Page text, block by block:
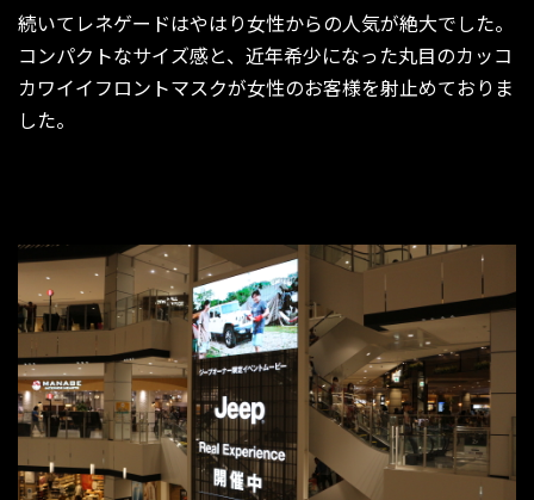
続いてレネゲードはやはり女性からの人気が絶大でした。
コンパクトなサイズ感と、近年希少になった丸目のカッコ
カワイイフロントマスクが女性のお客様を射止めておりま
した。